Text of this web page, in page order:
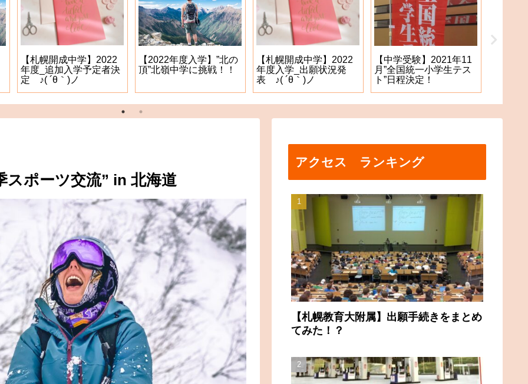
【札幌開成中学】2022
年度_追加入学予定者決
定 ♪( ´θ｀)ノ
【2022年度入学】”北の
頂”北嶺中学に挑戦！！
【札幌開成中学】2022
年度入学_出願状況発
表 ♪( ´θ｀)ノ
【中学受験】2021年11
月”全国統一小学生テス
ト”日程決定！
スポーツ交流” in 北海道
アクセス ランキング
【札幌教育大附属】出願手続きをまとめ
てみた！？